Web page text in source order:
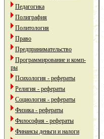
Педагогика
Полиграфия
Политология
Право
Предпринимательство
Программирование и комп-
ры
Психология - рефераты
Религия - рефераты
Социология - рефераты
Физика - рефераты
Философия - рефераты
Финансы деньги и налоги